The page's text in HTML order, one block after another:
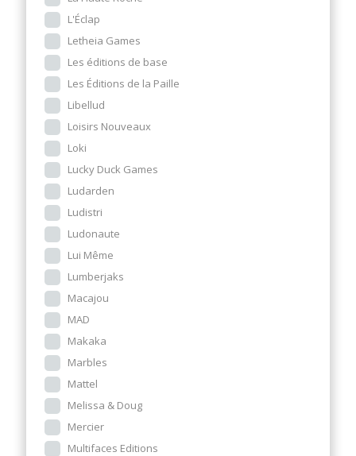
L'Éclap
Letheia Games
Les éditions de base
Les Éditions de la Paille
Libellud
Loisirs Nouveaux
Loki
Lucky Duck Games
Ludarden
Ludistri
Ludonaute
Lui Même
Lumberjaks
Macajou
MAD
Makaka
Marbles
Mattel
Melissa & Doug
Mercier
Multifaces Editions